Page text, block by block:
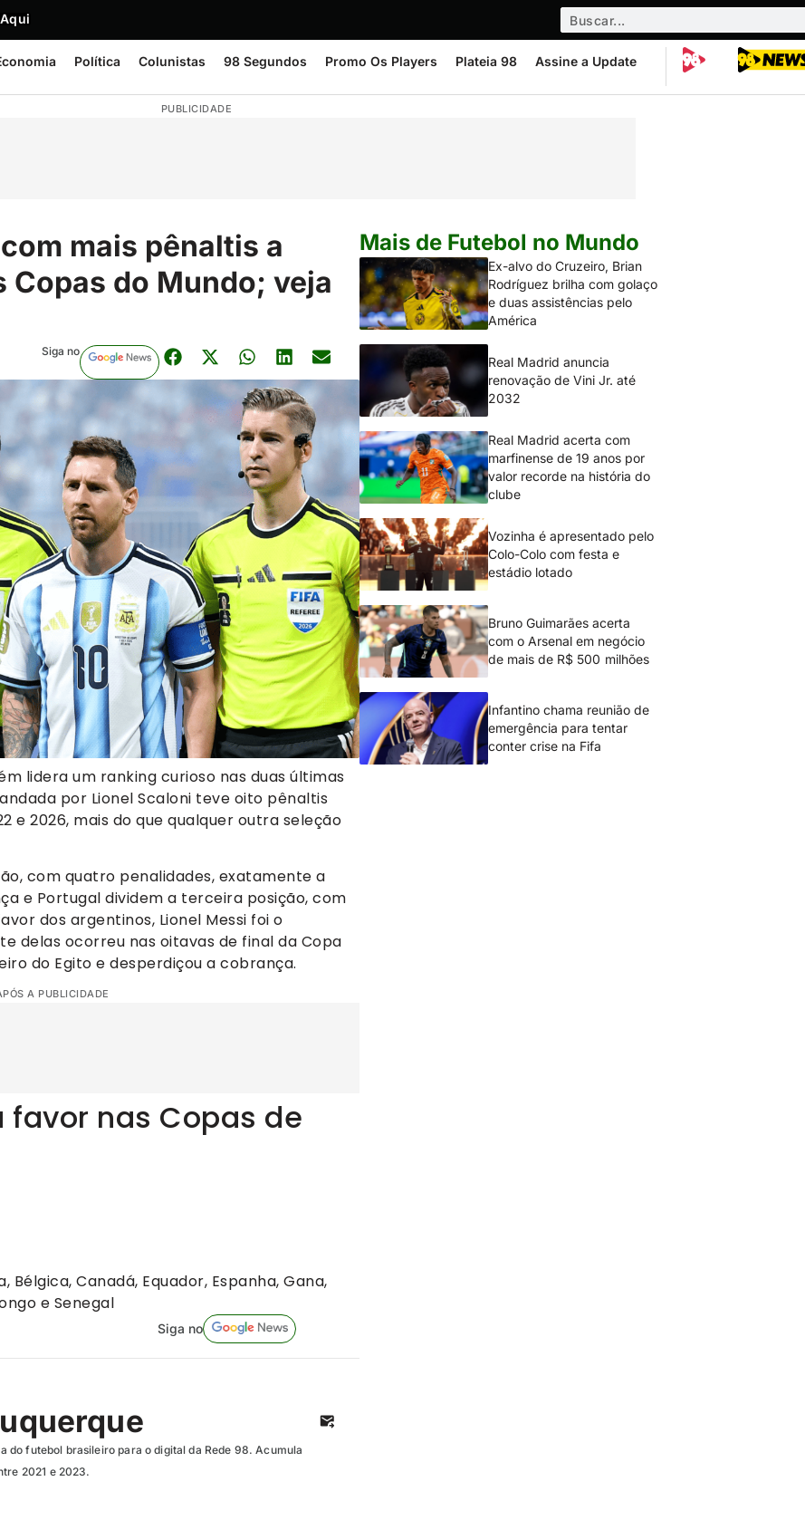
Política Colunistas 98 Segundos Promo Os Players Plateia 98 Assine a Update
PUBLICIDADE
mais pênaltis a
do Mundo; veja
Siga no
lidera um ranking curioso nas duas últimas
por Lionel Scaloni teve oito pênaltis
e 2026, mais do que qualquer outra seleção
com quatro penalidades, exatamente a
e Portugal dividem a terceira posição, com
dos argentinos, Lionel Messi foi o
delas ocorreu nas oitavas de final da Copa
do Egito e desperdiçou a cobrança.
A PUBLICIDADE
favor nas Copas de
Bélgica, Canadá, Equador, Espanha, Gana,
e Senegal
Siga no
do futebol brasileiro para o digital da Rede 98. Acumula
2021 e 2023.
Mais de Futebol no Mundo
Ex-alvo do Cruzeiro, Brian
Rodríguez brilha com golaço
e duas assistências pelo
América
Real Madrid anuncia
renovação de Vini Jr. até
2032
Real Madrid acerta com
marfinense de 19 anos por
valor recorde na história do
clube
Vozinha é apresentado pelo
Colo-Colo com festa e
estádio lotado
Bruno Guimarães acerta
com o Arsenal em negócio
de mais de R$ 500 milhões
Infantino chama reunião de
emergência para tentar
conter crise na Fifa